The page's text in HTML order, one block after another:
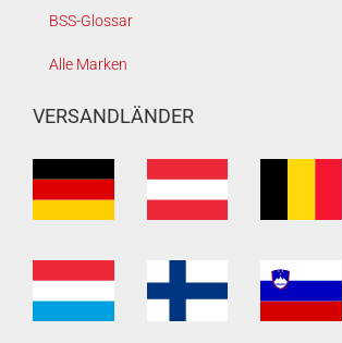
BSS-Glossar
Alle Marken
VERSANDLÄNDER